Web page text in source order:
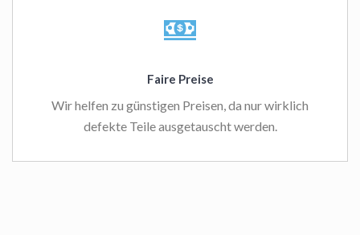
Faire Preise
Wir helfen zu günstigen Preisen, da nur wirklich
defekte Teile ausgetauscht werden.